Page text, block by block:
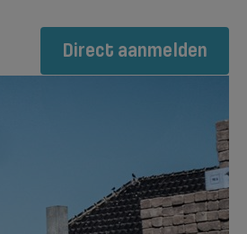
Direct aanmelden